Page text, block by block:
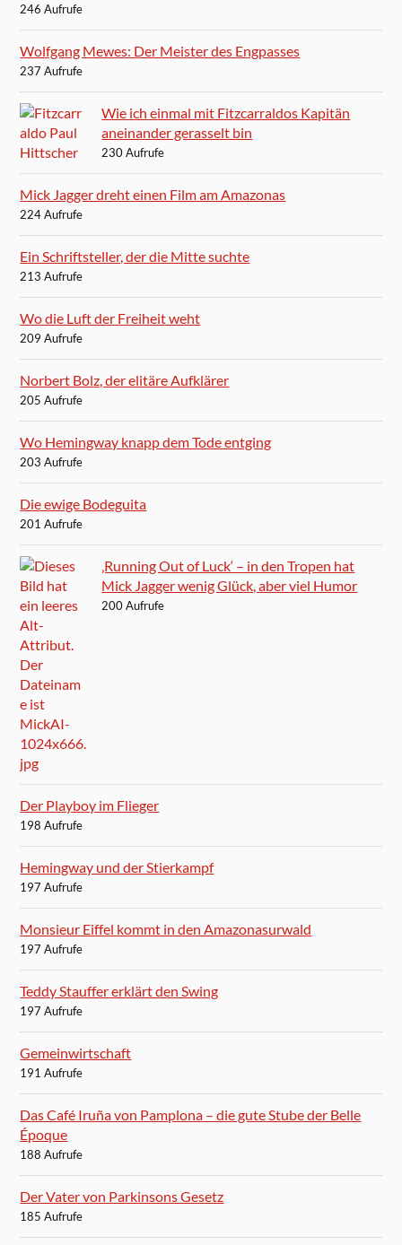
246 Aufrufe
Wolfgang Mewes: Der Meister des Engpasses
237 Aufrufe
Wie ich einmal mit Fitzcarraldos Kapitän
aneinander gerasselt bin
230 Aufrufe
Mick Jagger dreht einen Film am Amazonas
224 Aufrufe
Ein Schriftsteller, der die Mitte suchte
213 Aufrufe
Wo die Luft der Freiheit weht
209 Aufrufe
Norbert Bolz, der elitäre Aufklärer
205 Aufrufe
Wo Hemingway knapp dem Tode entging
203 Aufrufe
Die ewige Bodeguita
201 Aufrufe
‚Running Out of Luck‘ – in den Tropen hat
Mick Jagger wenig Glück, aber viel Humor
200 Aufrufe
Der Playboy im Flieger
198 Aufrufe
Hemingway und der Stierkampf
197 Aufrufe
Monsieur Eiffel kommt in den Amazonasurwald
197 Aufrufe
Teddy Stauffer erklärt den Swing
197 Aufrufe
Gemeinwirtschaft
191 Aufrufe
Das Café Iruña von Pamplona – die gute Stube der Belle
Époque
188 Aufrufe
Der Vater von Parkinsons Gesetz
185 Aufrufe